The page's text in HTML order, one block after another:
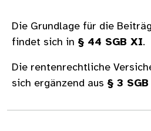
Die Grundlage für die
findet sich in § 44 SGB XI.
Die rentenrechtliche
sich ergänzend aus § 3